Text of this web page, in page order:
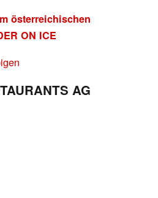
österreichischen
ON ICE
AG